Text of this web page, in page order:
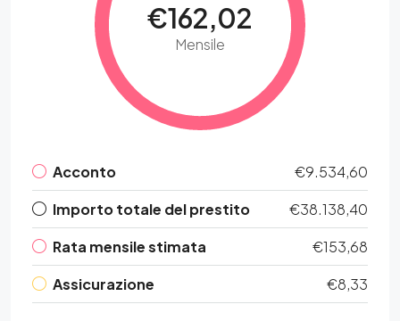
€162,02
Mensile
Acconto
€9.534,60
Importo totale del prestito
€38.138,40
Rata mensile stimata
€153,68
Assicurazione
€8,33